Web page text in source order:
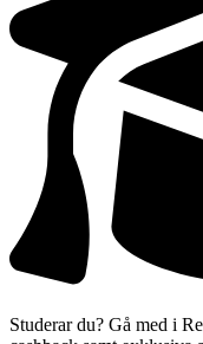
Studerar du? Gå med i